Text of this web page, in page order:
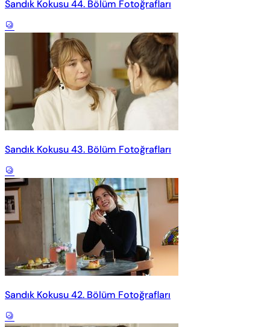
Sandık Kokusu 44. Bölüm Fotoğrafları
Sandık Kokusu 43. Bölüm Fotoğrafları
Sandık Kokusu 42. Bölüm Fotoğrafları